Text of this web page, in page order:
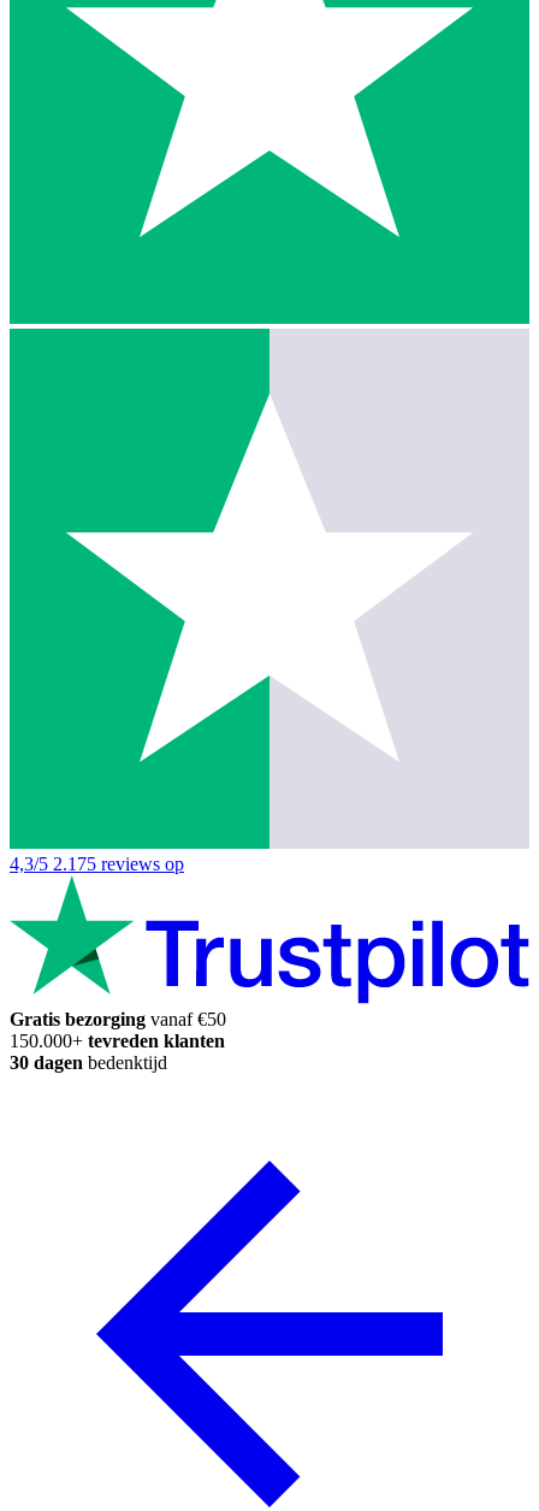
4,3/5 2.175 reviews op
Gratis bezorging vanaf €50
150.000+ tevreden klanten
30 dagen bedenktijd